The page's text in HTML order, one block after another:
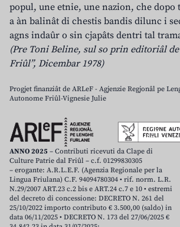
popul, une etnie, une nazion, che dopo
a àn balinât di chestis bandis dilunc i
agns indaûr o sin cjapâts dentri tal
(Pre Toni Beline, sul so prin editoriâl
Friûl”, Dicembar 1978)
Progjet finanziât de ARLeF - Agjenzie Regjonâl pe
Autonome Friûl-Vignesie Julie
ANNO 2025 – Contributi ricevuti da Clape di
Culture Patrie dal Friûl – c.f. 01299830305
– erogante: A.R.L.E.F. (Agenzia Regionale per la
Lingua Friulana) C.F. 94094780304 • rif. norm. L.R.
N.29/2007 ART.23 c.2 bis e ART.24 c.7 e 10 • estremi
del decreto di concessione: DECRETO N. 261 del
25/10/2022 importo contributo € 3.500,00 (saldo) in
data 06/11/2025 • DECRETO N. 173 del 27/06/2025 €